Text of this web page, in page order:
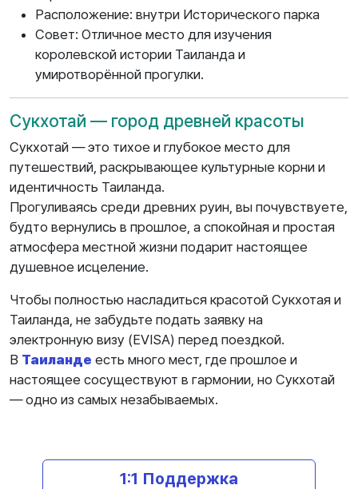
Расположение: внутри Исторического парка
Совет: Отличное место для изучения
королевской истории Таиланда и
умиротворённой прогулки.
Сукхотай — город древней красоты
Сукхотай — это тихое и глубокое место для
путешествий, раскрывающее культурные корни и
идентичность Таиланда.
Прогуливаясь среди древних руин, вы почувствуете,
будто вернулись в прошлое, а спокойная и простая
атмосфера местной жизни подарит настоящее
душевное исцеление.
Чтобы полностью насладиться красотой Сукхотая и
Таиланда, не забудьте подать заявку на
электронную визу (EVISA) перед поездкой.
В Таиланде есть много мест, где прошлое и
настоящее сосуществуют в гармонии, но Сукхотай
— одно из самых незабываемых.
1:1 Поддержка